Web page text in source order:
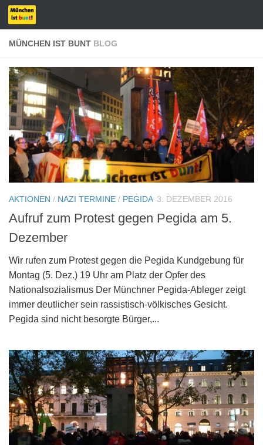
Zum Inhalt springen
MÜNCHEN IST BUNT BLOG
AKTIONEN / NAZI TERMINE / PEGIDA 3. DEZEMBER 2016
Aufruf zum Protest gegen Pegida am 5.
Dezember
Wir rufen zum Protest gegen die Pegida Kundgebung für
Montag (5. Dez.) 19 Uhr am Platz der Opfer des
Nationalsozialismus Der Münchner Pegida-Ableger zeigt
immer deutlicher sein rassistisch-völkisches Gesicht.
Pegida sind nicht besorgte Bürger,...